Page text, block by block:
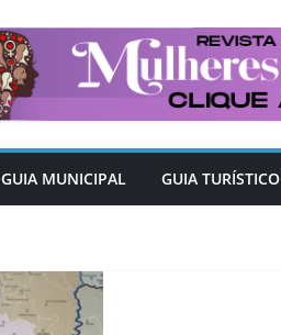
GUIA MUNICIPAL GUIA TURÍSTICO